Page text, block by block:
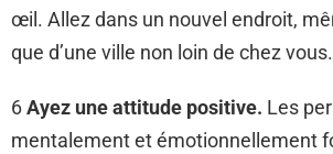
œil. Allez dans un nouvel endroit,
que d’une ville non loin de chez vous.
6Ayez une attitude positive. Les
mentalement et émotionnellement